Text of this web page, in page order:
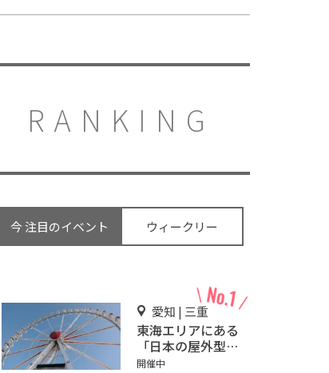
RANKING
今 注目のイベント ウィークリー
愛知 | 三重
東海エリアにある
「日本の屋外型テ
ーマパーク敷地面
開催中